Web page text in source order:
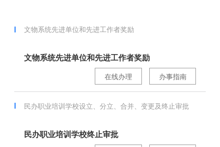
文物系统先进单位和先进工作者奖励
文物系统先进单位和先进工作者奖励
办事指南
在线办理
民办职业培训学校设立、分立、合并、变更及终止审批
民办职业培训学校终止审批